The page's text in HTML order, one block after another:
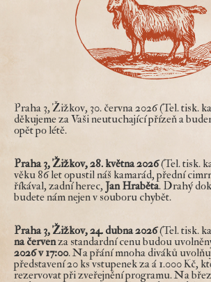
Praha 3, Žižkov, 30. června 2026 (Tel. tisk.
děkujeme za Vaši neutuchající přízeň a
opět po létě.
Praha 3, Žižkov, 28. května 2026(Tel. tisk.
věku 86 let opustil náš kamarád, přední
říkával, zadní herec, Jan Hraběta. Drahý
budete nám nejen v souboru chybět.
Praha 3, Žižkov, 24. dubna 2026(Tel. tisk.
na červenza standardní cenu budou
2026 v 17:00. Na přání mnoha diváků
představení 20 ks vstupenek za á 1.000 Kč,
rezervovat při zveřejnění programu. Na